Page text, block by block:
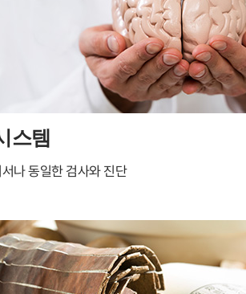
스템
나 동일한 검사와 진단